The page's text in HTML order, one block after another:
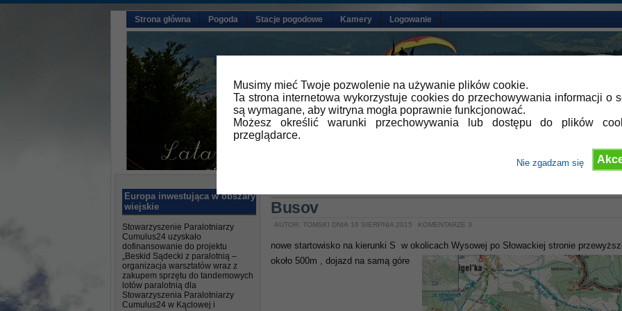
Musimy mieć Twoje pozwolenie na używanie plików cookie.
Ta strona internetowa wykorzystuje cookies do przechowywania informacji o
są wymagane, aby witryna mogła poprawnie funkcjonować.
Możesz określić warunki przechowywania lub dostępu do plików
przeglądarce.
Nie zgadzam się
Strona główna Pogoda Stacje pogodowe Kamery Logowanie
Europa inwestująca w obszary
wiejskie
Stowarzyszenie Paralotniarzy
Cumulus24 uzyskało
dofinansowanie do projektu
„Beskid Sądecki z paralotnią –
organizacja warsztatów wraz z
zakupem sprzętu do tandemowych
lotów paralotnią dla
Stowarzyszenia Paralotniarzy
Cumulus24 w Kąclowej i
Busov
AUTOR: TOMSKI DNIA 16 SIERPNIA 2015 KOMENTARZE 3
nowe startowisko na kierunki S w okolicach Wysowej po Słowackiej stronie
około 500m , dojazd na samą góre